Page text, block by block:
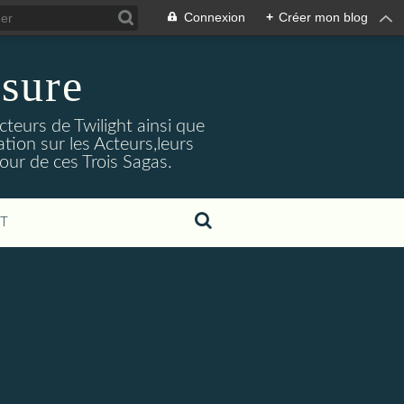
Connexion + Créer mon blog
de Twilight ainsi que
sur les Acteurs,leurs
de ces Trois Sagas.